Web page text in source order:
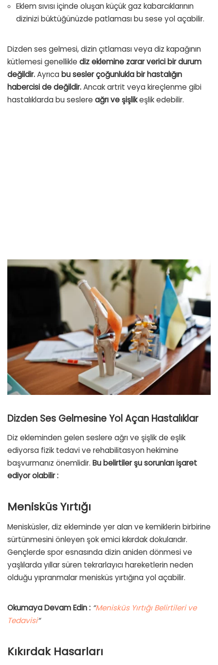
Eklem sıvısı içinde oluşan küçük gaz kabarcıklarının
dizinizi büktüğünüzde patlaması bu sese yol açabilir.
Dizden ses gelmesi, dizin çıtlaması veya diz kapağının
kütlemesi genellikle diz eklemine zarar verici bir durum
değildir.Ayrıca bu sesler çoğunlukla bir hastalığın
habercisi de değildir.Ancak artrit veya kireçlenme gibi
hastalıklarda bu seslere ağrı ve şişlikeşlik edebilir.
Dizden Ses Gelmesine Yol Açan Hastalıklar
Diz ekleminden gelen seslere ağrı ve şişlik de eşlik
ediyorsa fizik tedavi ve rehabilitasyon hekimine
başvurmanız önemlidir. Bu belirtiler şu sorunları işaret
ediyor olabilir :
Menisküs Yırtığı
Menisküsler, diz ekleminde yer alan ve kemiklerin birbirine
sürtünmesini önleyen şok emici kıkırdak dokularıdır.
Gençlerde spor esnasında dizin aniden dönmesi ve
yaşlılarda yıllar süren tekrarlayıcı hareketlerin neden
olduğu yıpranmalar menisküs yırtığına yol açabilir.
Okumaya Devam Edin : “Menisküs Yırtığı Belirtileri ve
Tedavisi“
Kıkırdak Hasarları